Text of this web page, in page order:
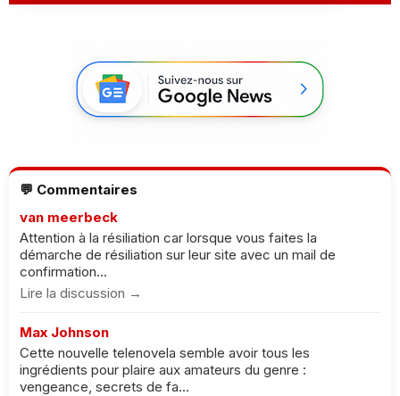
💬 Commentaires
van meerbeck
Attention à la résiliation car lorsque vous faites la
démarche de résiliation sur leur site avec un mail de
confirmation...
Lire la discussion →
Max Johnson
Cette nouvelle telenovela semble avoir tous les
ingrédients pour plaire aux amateurs du genre :
vengeance, secrets de fa...